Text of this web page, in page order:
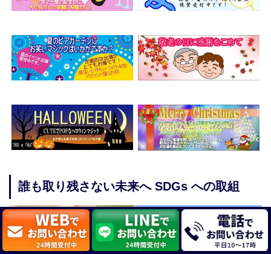
誰も取り残さない未来へ SDGs への取組